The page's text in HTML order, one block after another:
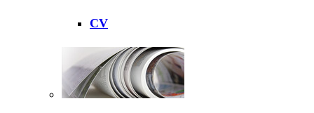
CV